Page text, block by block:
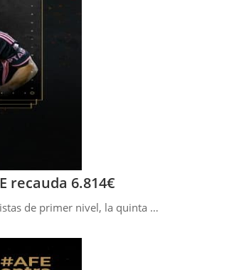
recauda 6.814€
de primer nivel, la quinta …